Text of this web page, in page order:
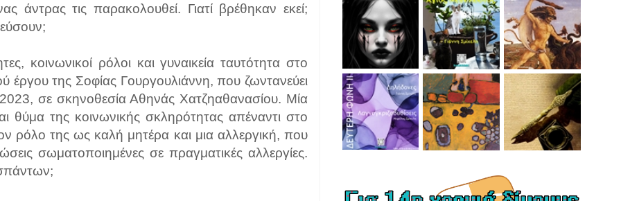
τις παρακολουθεί. Γιατί βρέθηκαν εκεί;
κοινωνικοί ρόλοι και γυναικεία ταυτότητα στο
έργου της Σοφίας Γουργουλιάννη, που ζωντανεύει
σε σκηνοθεσία Αθηνάς Χατζηαθανασίου. Μία
θύμα της κοινωνικής σκληρότητας απέναντι στο
ρόλο της ως καλή μητέρα και μια αλλεργική, που
σωματοποιημένες σε πραγματικές αλλεργίες.